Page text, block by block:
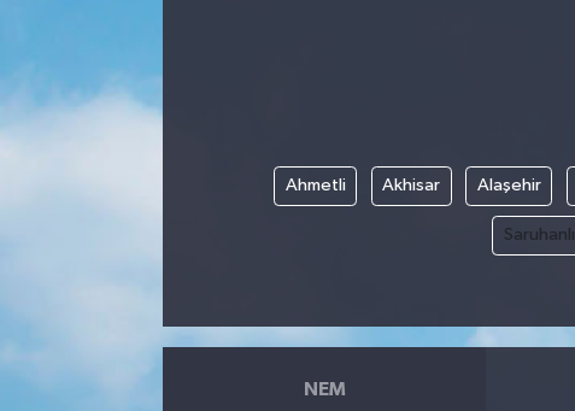
Ahmetli Akhisar Alaşehir
Saruhanlı
NEM
Magazin